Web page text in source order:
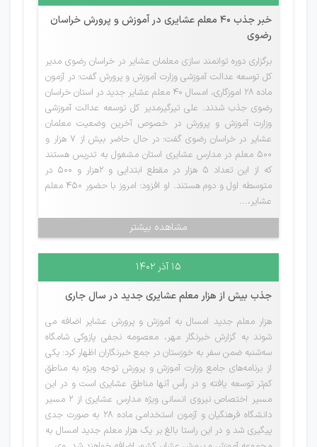
خبر جذب 40 معلم عشایری در آموزش و پرورش خراسان
رضوی
برگزاری دوره توانمند سازی معلمان عشایر در خراسان‌ رضوی مدیر
کل توسعه عدالت آموزشی وزارت آموزش و پرورش گفت: در آزمون
ماده ۲۸ اموزگاری، امسال ۴۰ معلم عشایر جدید در استان خراسان
رضوی جذب شدند. علی تیرگیرمدیر کل توسعه عدالت آموزشی
وزارت آموزش و پرورش در خصوص آخرین وضعیت معلمان
عشایر در خراسان رضوی گفت: در حال حاضر بیش از ۷ هزار و
۵۰۰ معلم در مدارس عشایری استان مشغول به تدریس هستند
که از این تعداد ۵ هزار در مقطع ابتدایی و ۲هزار و ۵۰۰ در
متوسطه اول و دوم هستند. او افزود: امروز با حضور ۴۵۰ معلم
عشایر،...
مشاهده بیشتر
۱۵ آذر ۱۴۰۲
جذب بیش از هزار معلم عشایری جدید در سال جاری
هزار معلم جدید امسال به آموزش و پرورش عشایر اضافه می
شوند به گزارش خبرنگار مهر، معصومه نجفی پازوکی شامگاه
سه‌شنبه ضمن سفر به خوزستان در جمع خبرنگاران اظهار کرد: یکی
از برنامه‌های جامع وزارت آموزش و پرورش توجه ویژه به مناطق
کم‌تر توسعه یافته و در رأس آنها مناطق عشایری است و در این
مسیر اختصاص نیروی انسانی ویژه مدارس عشایری از ۲ مسیر
دانشگاه فرهنگیان و آزمون استخدامی ماده ۲۸ به صورت جدی
پیگیری شد و در این راستا بالغ بر یک هزار معلم جدید امسال به